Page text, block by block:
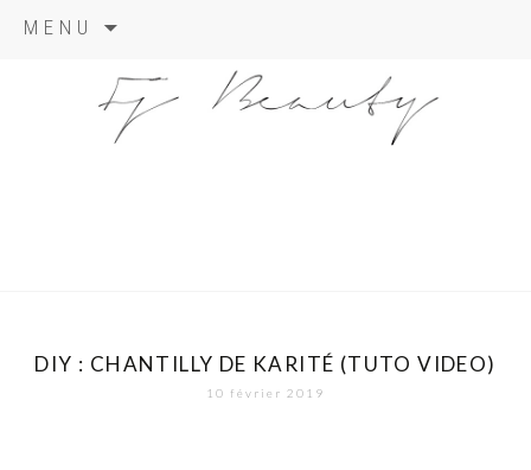
MENU
content
DIY : CHANTILLY DE KARITÉ (TUTO VIDEO)
10 février 2019